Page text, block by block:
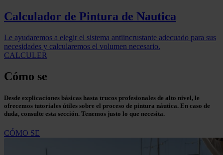
Calculador de Pintura de Nautica
Le ayudaremos a elegir el sistema antiincrustante adecuado para sus
necesidades y calcularemos el volumen necesario.
CALCULER
Cómo se
Desde explicaciones básicas hasta trucos profesionales de alto nivel, le
ofrecemos tutoriales útiles sobre el proceso de pintura náutica. En caso de
duda, consulte esta sección. Tenemos justo lo que necesita.
CÓMO SE